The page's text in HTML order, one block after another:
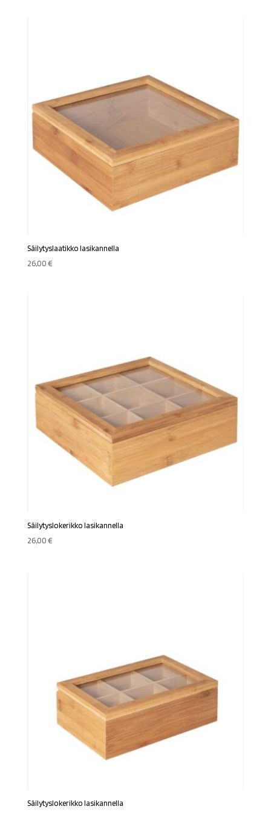
Säilytyslaatikko lasikannella
26,00€
Säilytyslokerikko lasikannella
26,00€
Säilytyslokerikko lasikannella